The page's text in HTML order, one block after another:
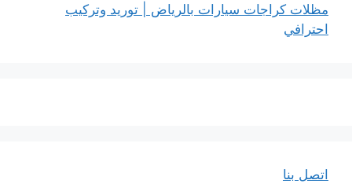
مظلات كراجات سيارات بالرياض | توريد وتركيب
احترافي
اتصل بنا